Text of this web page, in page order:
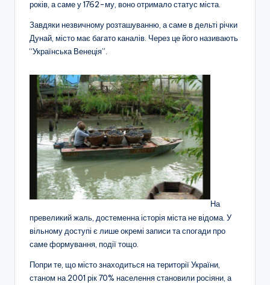
років, а саме у 1762-му, воно отримало статус міста.
Завдяки незвичному розташуванню, а саме в дельті річки
Дунай, місто має багато каналів. Через це його називають
“Українська Венеція”.
На
превеликий жаль, достеменна історія міста не відома. У
вільному доступі є лише окремі записи та спогади про
саме формування, події тощо.
Попри те, що місто знаходиться на території України,
станом на 2001 рік 70% населення становили росіяни, а